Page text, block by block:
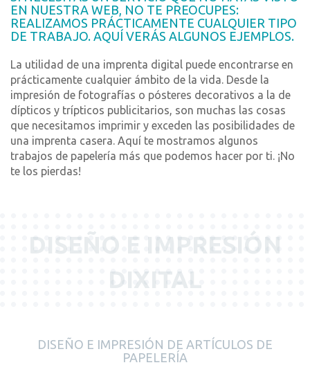
EN NUESTRA WEB, NO TE PREOCUPES:
REALIZAMOS PRÁCTICAMENTE CUALQUIER TIPO
DE TRABAJO. AQUÍ VERÁS ALGUNOS EJEMPLOS.
La utilidad de una imprenta digital puede encontrarse en
prácticamente cualquier ámbito de la vida. Desde la
impresión de fotografías o pósteres decorativos a la de
dípticos y trípticos publicitarios, son muchas las cosas
que necesitamos imprimir y exceden las posibilidades de
una imprenta casera. Aquí te mostramos algunos
trabajos de papelería más que podemos hacer por ti. ¡No
te los pierdas!
DISEÑO E IMPRESIÓN
DIXITAL
DISEÑO E IMPRESIÓN DE ARTÍCULOS DE
PAPELERÍA